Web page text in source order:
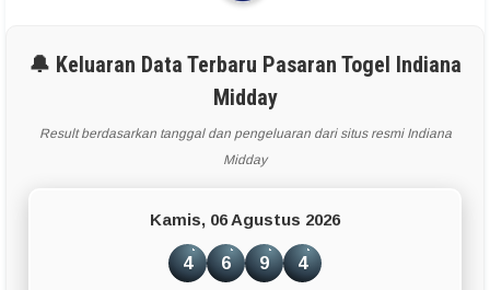
🔔 Keluaran Data Terbaru Pasaran Togel Indiana
Midday
Result berdasarkan tanggal dan pengeluaran dari situs resmi Indiana
Midday
Kamis, 06 Agustus 2026
4 6 9 4